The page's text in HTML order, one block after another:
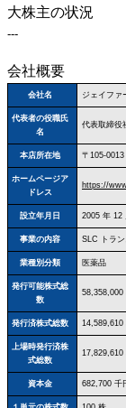
大株主の状況
---
会社概要
会社名 ジェイファ
代表者の役職氏
名
代表取締役
本店所在地 〒
ホームページア
ドレス
https://
設立年月日 2005 年 12
事業の内容 SLC トラ
業種別分類 医薬品
発行可能株式総
数
58,358,000
発行済株式総数 14,589,610
上場時発行済株
式総数
17,829,610
資本金 682,700 千